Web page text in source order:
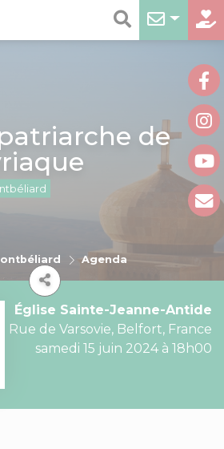
de
Agenda
Église Sainte-Jeanne-Antide
Rue de Varsovie, Belfort, France
samedi 15 juin 2024 à 18h00